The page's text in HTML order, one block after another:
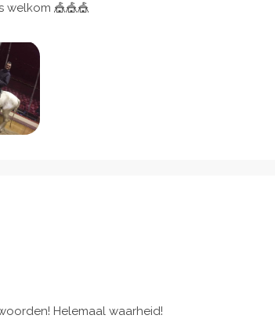
welkom 🎪🎪🎪
Helemaal waarheid!